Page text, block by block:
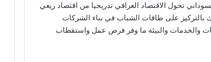
تحول الاقتصاد العراقي تدريجيا من اقتصاد ريعي
على طاقات الشباب في بناء الشركات
والخدمات والبيئة ما وفر فرص عمل واستقطاب